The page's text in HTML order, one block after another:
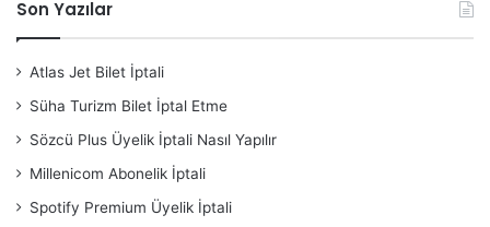
Son Yazılar
Atlas Jet Bilet İptali
Süha Turizm Bilet İptal Etme
Sözcü Plus Üyelik İptali Nasıl Yapılır
Millenicom Abonelik İptali
Spotify Premium Üyelik İptali